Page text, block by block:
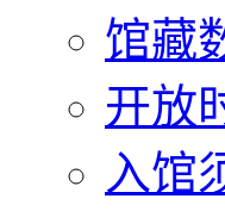
馆藏
开放
入馆